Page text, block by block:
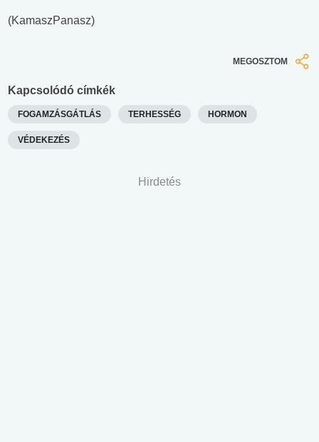
(KamaszPanasz)
MEGOSZTOM
Kapcsolódó címkék
FOGAMZÁSGÁTLÁS TERHESSÉG HORMON
VÉDEKEZÉS
Hirdetés